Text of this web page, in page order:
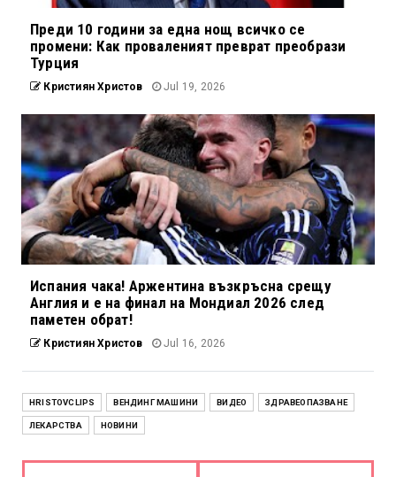
Преди 10 години за една нощ всичко се
промени: Как проваленият преврат преобрази
Турция
Кристиян Христов Jul 19, 2026
Испания чака! Аржентина възкръсна срещу
Англия и е на финал на Мондиал 2026 след
паметен обрат!
Кристиян Христов Jul 16, 2026
HRISTOVCLIPS ВЕНДИНГ МАШИНИ ВИДЕО ЗДРАВЕОПАЗВАНЕ
ЛЕКАРСТВА НОВИНИ